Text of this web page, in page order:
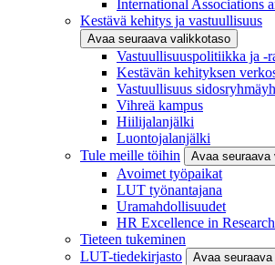
International Associations
Kestävä kehitys ja vastuullisuus
Avaa seuraava valikkotaso
Vastuullisuuspolitiikka ja -
Kestävän kehityksen
Vastuullisuus
Vihreä kampus
Hiilijalanjälki
Luontojalanjälki
Tule meille töihin
Avaa seuraava
Avoimet työpaikat
LUT työnantajana
Uramahdollisuudet
HR Excellence in Research
Tieteen tukeminen
LUT-tiedekirjasto
Avaa